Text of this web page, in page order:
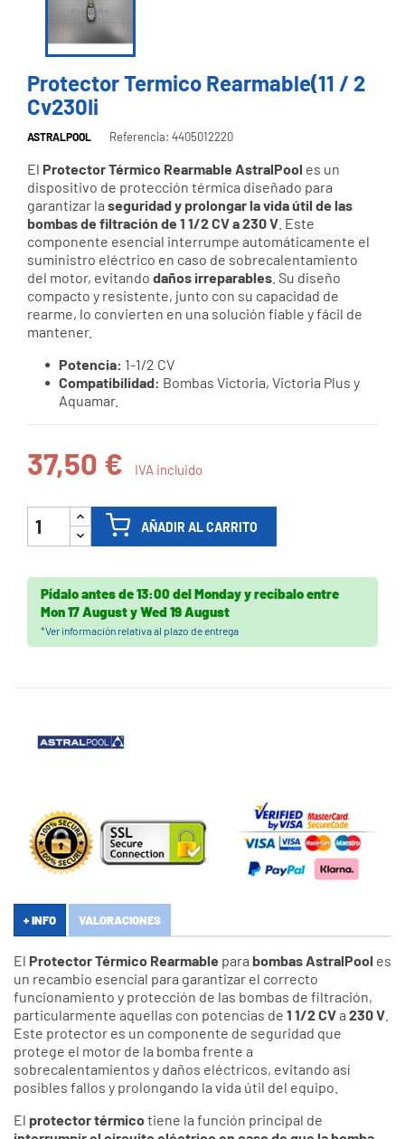
Protector Termico Rearmable(11 / 2
Cv230Ii
ASTRALPOOL Referencia: 4405012220
El Protector Térmico Rearmable AstralPool es un
dispositivo de protección térmica diseñado para
garantizar la seguridad y prolongar la vida útil de las
bombas de filtración de 1 1/2 CV a 230 V . Este
componente esencial interrumpe automáticamente el
suministro eléctrico en caso de sobrecalentamiento
del motor, evitando daños irreparables . Su diseño
compacto y resistente, junto con su capacidad de
rearme, lo convierten en una solución fiable y fácil de
mantener.
Potencia: 1-1/2 CV
Compatibilidad: Bombas Victoria, Victoria Plus y
Aquamar.
37,50 € IVA incluido
AÑADIR AL CARRITO
Pídalo antes de13:00 del Mondayy recíbaloentre
Mon 17 AugustyWed 19 August
*Ver información relativa al plazo de entrega
+ INFO VALORACIONES
El Protector Térmico Rearmable para bombas AstralPool es
un recambio esencial para garantizar el correcto
funcionamiento y protección de las bombas de filtración,
particularmente aquellas con potencias de 1 1/2 CVa 230 V
Este protector es un componente de seguridad que
protege el motor de la bomba frente a
sobrecalentamientos y daños eléctricos, evitando así
posibles fallos y prolongando la vida útil del equipo.
El protector térmicotiene la función principal de